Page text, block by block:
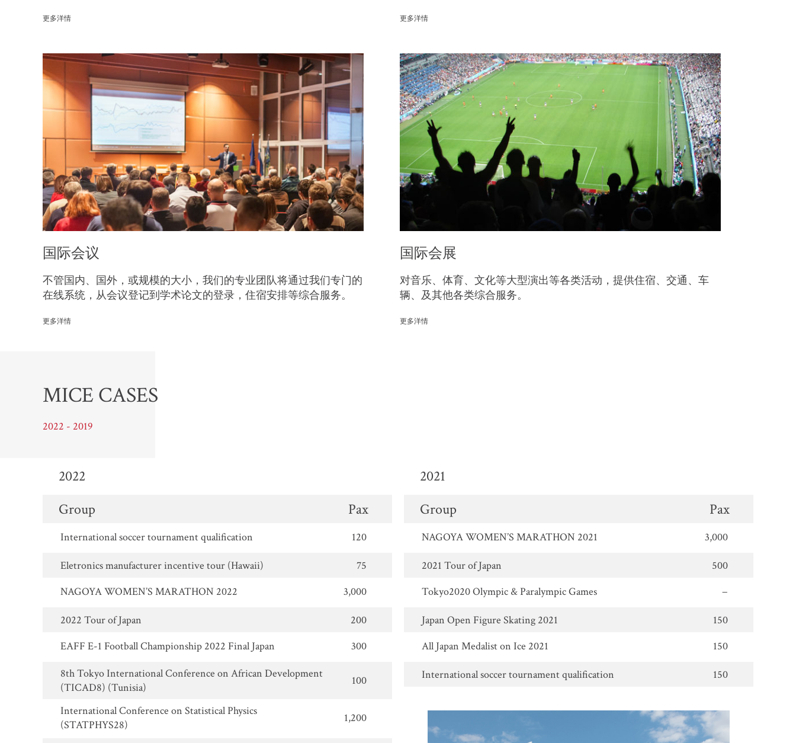
更多洋情 更多洋情
国际会议
不管国内、国外，或规模的大小，我们的专业团队将通过我们专门的
在线系统，从会议登记到学术论文的登录，住宿安排等综合服务。
更多洋情
国际会展
对音乐、体育、文化等大型演出等各类活动，提供住宿、交通、车
辆、及其他各类综合服务。
更多洋情
MICE CASES
2022 - 2019
2022
Group
Pax
International soccer tournament qualification 120
Eletronics manufacturer incentive tour (Hawaii)
75
NAGOYA WOMEN’S MARATHON 2022
3,000
2022 Tour of Japan
200
EAFF E-1 Football Championship 2022 Final Japan
300
8th Tokyo International Conference on African Development
(TICAD8) (Tunisia)
100
International Conference on Statistical Physics
(STATPHYS28)
1,200
2021
Group
Pax
NAGOYA WOMEN’S MARATHON 2021 3,000
2021 Tour of Japan
500
Tokyo2020 Olympic & Paralympic Games
−
Japan Open Figure Skating 2021
150
All Japan Medalist on Ice 2021
150
International soccer tournament qualification 150